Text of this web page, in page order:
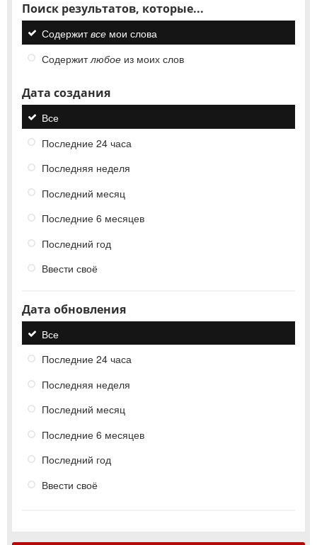
Поиск результатов, которые...
Содержитвсе мои слова
Содержитлюбое из моих слов
Дата создания
Все
Последние 24 часа
Последняя неделя
Последний месяц
Последние 6 месяцев
Последний год
Ввести своё
Дата обновления
Все
Последние 24 часа
Последняя неделя
Последний месяц
Последние 6 месяцев
Последний год
Ввести своё